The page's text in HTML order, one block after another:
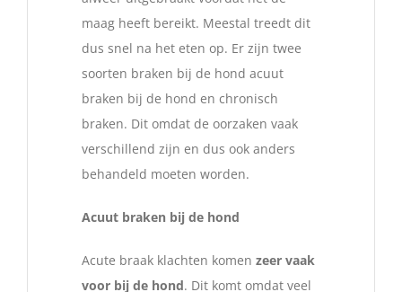
maag heeft bereikt. Meestal treedt dit
dus snel na het eten op. Er zijn twee
soorten braken bij de hond acuut
braken bij de hond en chronisch
braken. Dit omdat de oorzaken vaak
verschillend zijn en dus ook anders
behandeld moeten worden.
Acuut braken bij de hond
Acute braak klachten komen zeer vaak
voor bij de hond. Dit komt omdat veel